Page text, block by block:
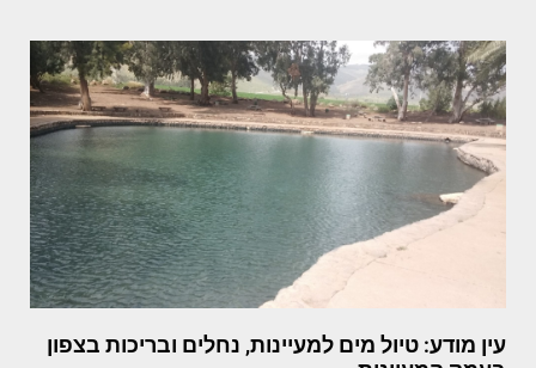
עין מודע: טיול מים למעיינות, נחלים ובריכות בצפון